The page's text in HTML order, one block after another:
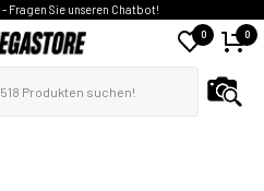
- Fragen Sie unseren Chatbot!
0 0